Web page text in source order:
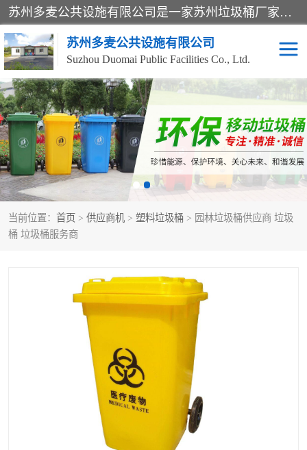
苏州多麦公共设施有限公司是一家苏州垃圾桶厂家，主营：塑料垃圾桶、分类果皮箱、户外园林椅、保安岗亭等产品厂家。全国统一热线电话：17105580222。公司组建完善的团队。设计人员，能根据客户要求，提供适合的设计方案，来满足客户的需求。
苏州多麦公共设施有限公司
Suzhou Duomai Public Facilities Co., Ltd.
当前位置： 首页 > 供应商机 > 塑料垃圾桶 > 园林垃圾桶供应商 垃圾
桶 垃圾桶服务商
办公室脚踩垃圾桶 保安岗亭
分类果皮箱 公园椅
垃圾分类房 塑料垃圾桶
防疫岗亭 吸烟岗亭